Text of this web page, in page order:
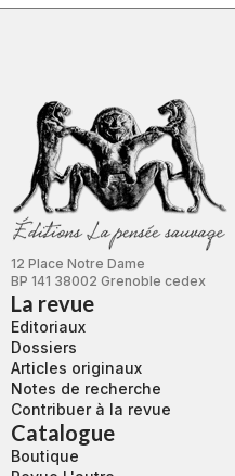
12 Place Notre Dame
BP 141 38002 Grenoble cedex
La revue
Editoriaux
Dossiers
Articles originaux
Notes de recherche
Contribuer à la revue
Catalogue
Boutique